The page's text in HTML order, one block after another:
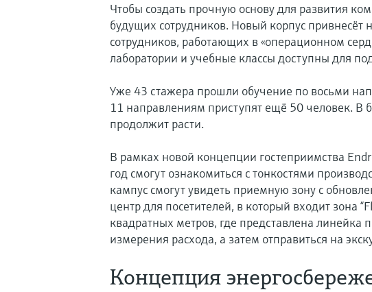
Чтобы создать прочную основу для развития
будущих сотрудников. Новый корпус
сотрудников, работающих в «операционном
лаборатории и учебные классы доступны для
Уже 43 стажера прошли обучение по восьми
11 направлениям приступят ещё 50 человек. В
продолжит расти.
В рамках новой концепции гостеприимства
год смогут ознакомиться с тонкостями
кампус смогут увидеть приемную зону с
центр для посетителей, в который входит зона
квадратных метров, где представлена линейка
измерения расхода, а затем отправиться на
Концепция